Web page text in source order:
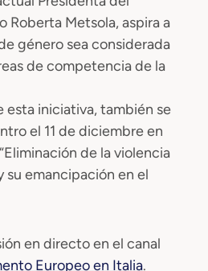
Roberta Metsola, aspira a
género sea considerada
de competencia de la
esta iniciativa, también se
el 11 de diciembre en
de la violencia
su emancipación en el
en directo en el canal
Europeo en Italia.